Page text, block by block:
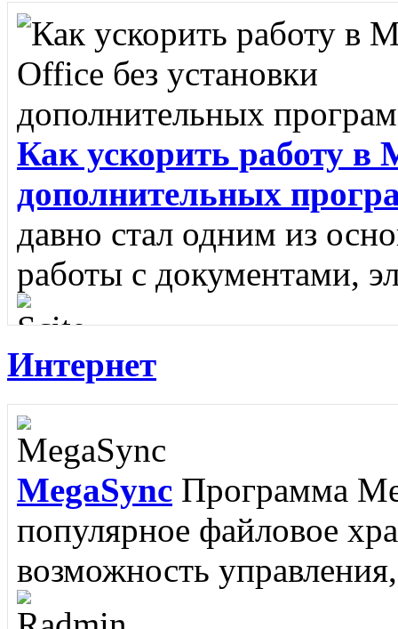
Как ускорить работу в
дополнительных
давно стал одним из
работы с документами,
SciteSciTE - это
редактор,
RJ TextedРедактор RJ
написании программ, но
поскольку
Интернет
MegaSync Программа
популярное файловое
возможность